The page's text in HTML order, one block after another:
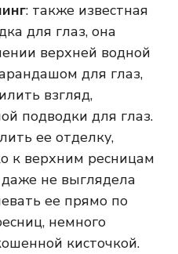
: также известная
для глаз, она
верхней водной
для глаз,
взгляд,
подводки для глаз.
ее отделку,
к верхним ресницам
не выглядела
ее прямо по
немного
кисточкой.